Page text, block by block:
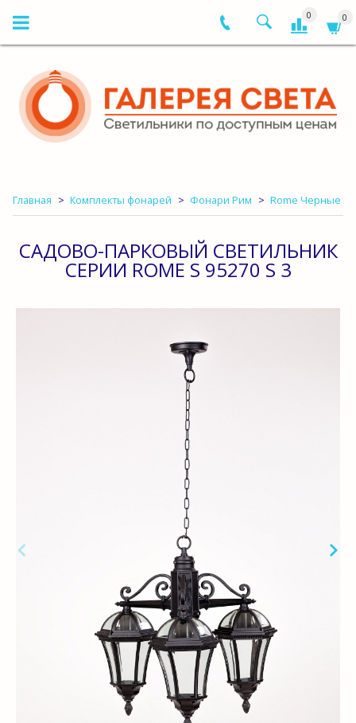
0 0
Главная Комплекты фонарей Фонари Рим Rome Черные
САДОВО-ПАРКОВЫЙ СВЕТИЛЬНИК
СЕРИИ ROME S 95270 S 3